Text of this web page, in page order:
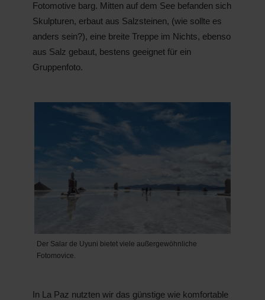
Fotomotive barg. Mitten auf dem See befanden sich
Skulpturen, erbaut aus Salzsteinen, (wie sollte es
anders sein?), eine breite Treppe im Nichts, ebenso
aus Salz gebaut, bestens geeignet für ein
Gruppenfoto.
Der Salar de Uyuni bietet viele außergewöhnliche
Fotomovice.
In La Paz nutzten wir das günstige wie komfortable